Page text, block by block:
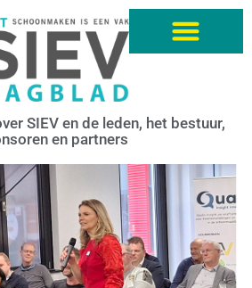
SIEV en de leden, het bestuur,
en partners